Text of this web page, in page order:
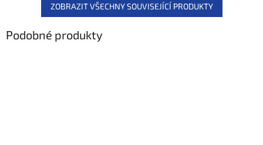
ZOBRAZIT VŠECHNY SOUVISEJÍCÍ PRODUKTY
Podobné produkty